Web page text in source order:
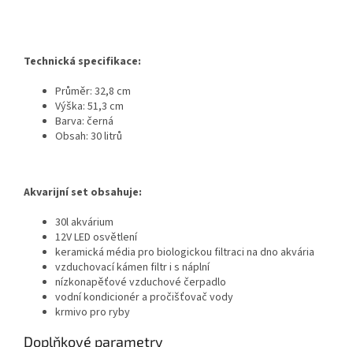
Technická specifikace:
Průměr: 32,8 cm
Výška: 51,3 cm
Barva: černá
Obsah: 30 litrů
Akvarijní set obsahuje:
30l akvárium
12V LED osvětlení
keramická média pro biologickou filtraci na dno akvária
vzduchovací kámen filtr i s náplní
nízkonapěťové vzduchové čerpadlo
vodní kondicionér a pročišťovač vody
krmivo pro ryby
Doplňkové parametry